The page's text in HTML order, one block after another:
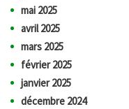
mai 2025
avril 2025
mars 2025
février 2025
janvier 2025
décembre 2024